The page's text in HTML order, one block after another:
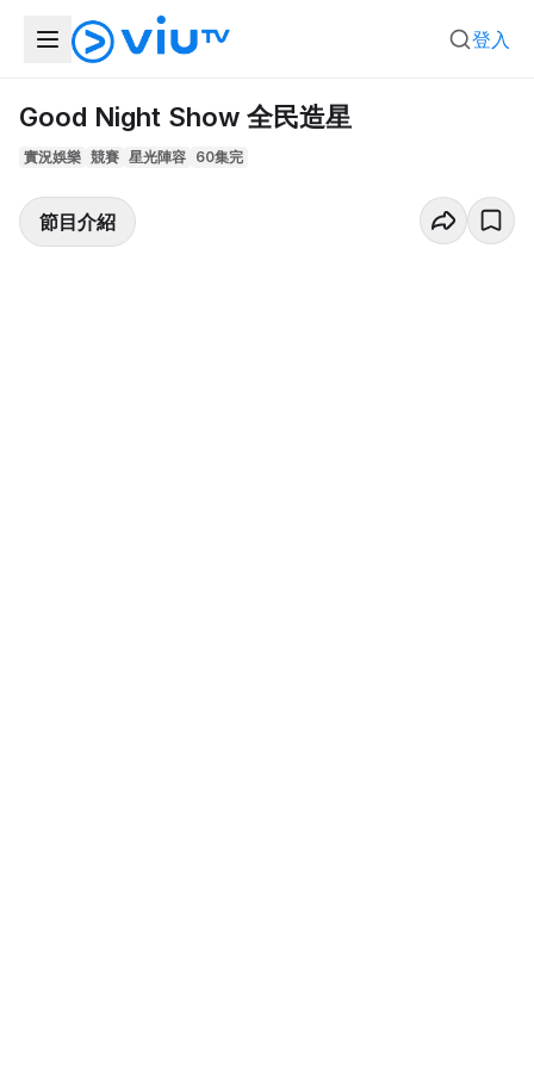
登入
Good Night Show 全民造星
實況娛樂 競賽 星光陣容 60集完
節目介紹